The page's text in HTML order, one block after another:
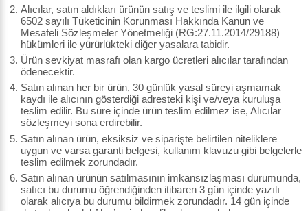
Alıcılar, satın aldıkları ürünün satış ve teslimi ile ilgili olarak
6502 sayılı Tüketicinin Korunması Hakkında Kanun ve
Mesafeli Sözleşmeler Yönetmeliği (RG:27.11.2014/29188)
hükümleri ile yürürlükteki diğer yasalara tabidir.
Ürün sevkiyat masrafı olan kargo ücretleri alıcılar tarafından
ödenecektir.
Satın alınan her bir ürün, 30 günlük yasal süreyi aşmamak
kaydı ile alıcının gösterdiği adresteki kişi ve/veya kuruluşa
teslim edilir. Bu süre içinde ürün teslim edilmez ise, Alıcılar
sözleşmeyi sona erdirebilir.
Satın alınan ürün, eksiksiz ve siparişte belirtilen niteliklere
uygun ve varsa garanti belgesi, kullanım klavuzu gibi belgelerle
teslim edilmek zorundadır.
Satın alınan ürünün satılmasının imkansızlaşması durumunda,
satıcı bu durumu öğrendiğinden itibaren 3 gün içinde yazılı
olarak alıcıya bu durumu bildirmek zorundadır. 14 gün içinde